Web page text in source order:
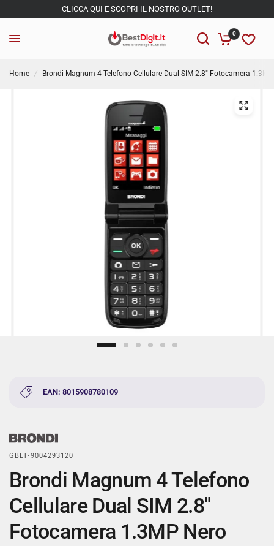
CLICCA QUI E SCOPRI IL NOSTRO OUTLET!
0
Home / Brondi Magnum 4 Telefono Cellulare Dual SIM 2.8" Fotocamera
EAN: 8015908780109
GBLT-9004293120
Brondi Magnum 4 Telefono
Cellulare Dual SIM 2.8"
Fotocamera 1.3MP Nero